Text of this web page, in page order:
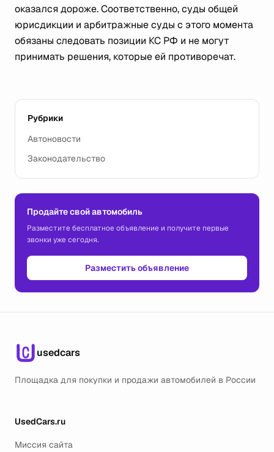
оказался дороже.Соответственно, суды общей
юрисдикции и арбитражные суды с этого момента
обязаны следовать позиции КС РФ и не могут
принимать решения, которые ей противоречат.
Рубрики
Автоновости
Законодательство
Продайте свой автомобиль
Разместите бесплатное объявление и получите первые
звонки уже сегодня.
Разместить объявление
usedcars
Площадка для покупки и продажи автомобилей в России
UsedCars.ru
Миссия сайта